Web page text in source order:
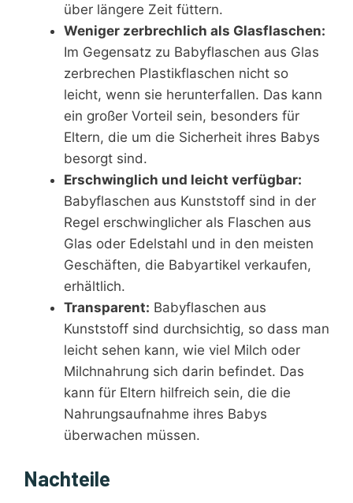
über längere Zeit füttern.
Weniger zerbrechlich als Glasflaschen:
Im Gegensatz zu Babyflaschen aus Glas
zerbrechen Plastikflaschen nicht so
leicht, wenn sie herunterfallen. Das kann
ein großer Vorteil sein, besonders für
Eltern, die um die Sicherheit ihres Babys
besorgt sind.
Erschwinglich und leicht verfügbar:
Babyflaschen aus Kunststoff sind in der
Regel erschwinglicher als Flaschen aus
Glas oder Edelstahl und in den meisten
Geschäften, die Babyartikel verkaufen,
erhältlich.
Transparent: Babyflaschen aus
Kunststoff sind durchsichtig, so dass man
leicht sehen kann, wie viel Milch oder
Milchnahrung sich darin befindet. Das
kann für Eltern hilfreich sein, die die
Nahrungsaufnahme ihres Babys
überwachen müssen.
Nachteile